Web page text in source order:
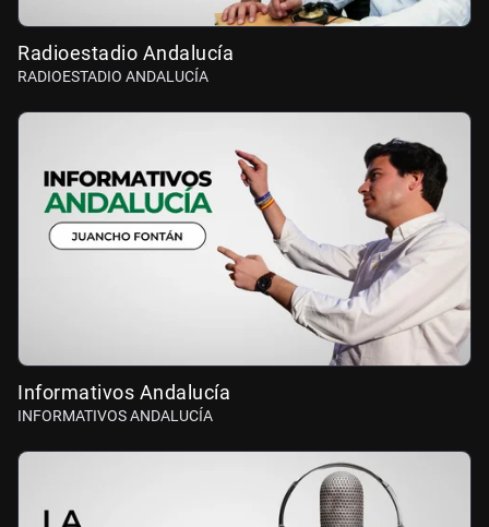
Radioestadio Andalucía
RADIOESTADIO ANDALUCÍA
Informativos Andalucía
INFORMATIVOS ANDALUCÍA